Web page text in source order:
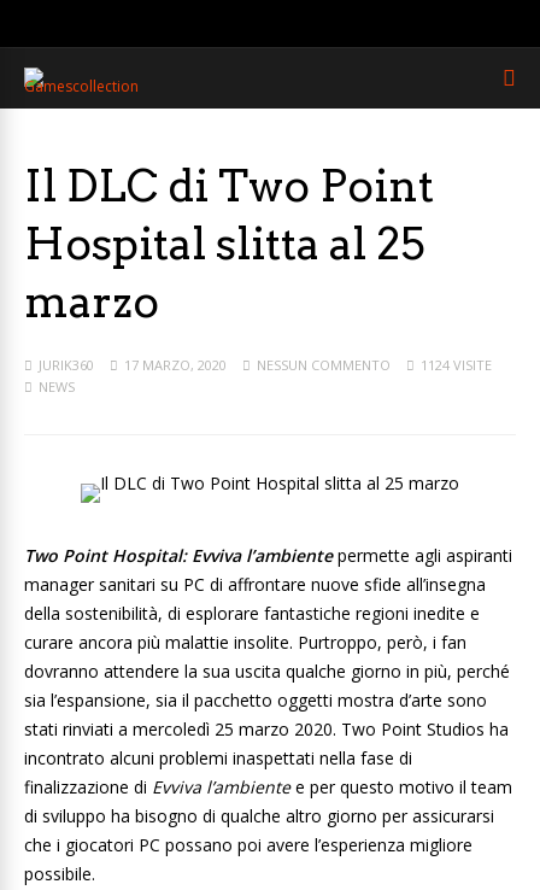
Il DLC di Two Point
Hospital slitta al 25
marzo
JURIK360 17 MARZO, 2020 NESSUN COMMENTO
1124 VISITE
NEWS
Two Point Hospital: Evviva l’ambientepermette agli aspiranti
manager sanitari su PC di affrontare nuove sfide all’insegna
della sostenibilità, di esplorare fantastiche regioni inedite e
curare ancora più malattie insolite. Purtroppo, però, i fan
dovranno attendere la sua uscita qualche giorno in più, perché
sia l’espansione, sia il pacchetto oggetti mostra d’arte sono
stati rinviati a mercoledì 25 marzo 2020. Two Point Studios ha
incontrato alcuni problemi inaspettati nella fase di
finalizzazione di Evviva l’ambientee per questo motivo il team
di sviluppo ha bisogno di qualche altro giorno per assicurarsi
che i giocatori PC possano poi avere l’esperienza migliore
possibile.